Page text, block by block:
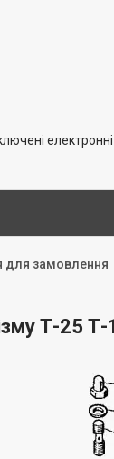
для замовлення
Т-25